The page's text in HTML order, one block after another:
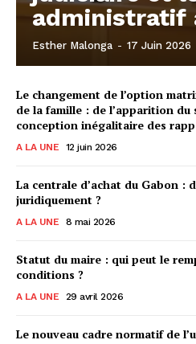
administratif
Esther Malonga - 17 Juin 2026
Le changement de l’option
de la famille : de l’apparition du
conception inégalitaire des
A LA UNE 12 juin 2026
La centrale d’achat du Gabon :
juridiquement ?
A LA UNE 8 mai 2026
Statut du maire : qui peut le
conditions ?
A LA UNE 29 avril 2026
Le nouveau cadre normatif de